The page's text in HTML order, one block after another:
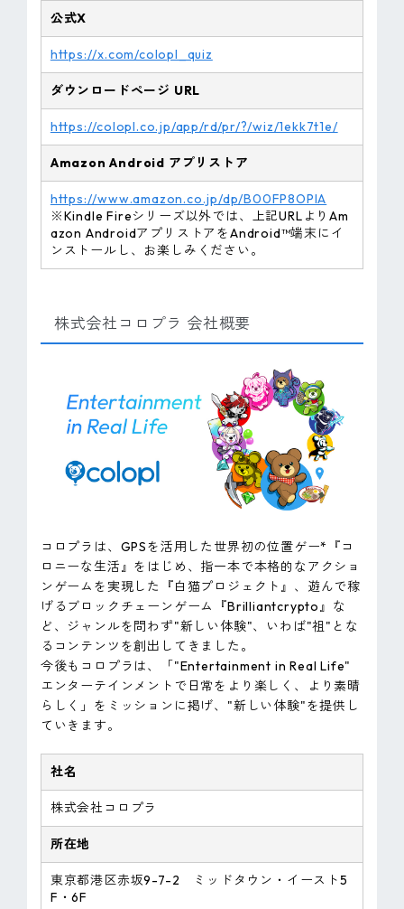
公式X
https://x.com/colopl_quiz
ダウンロードページ URL
https://colopl.co.jp/app/rd/pr/?/wiz/1ekk7t1e/
AmazonAndroid アプリストア
https://www.amazon.co.jp/dp/B00FP8OPIA
※Kindle Fireシリーズ以外では、上記URLよりAm
azon AndroidアプリストアをAndroid™端末にイ
ンストールし、お楽しみください。
株式会社コロプラ 会社概要
コロプラは、GPSを活用した世界初の位置ゲー*『コ
ロニーな生活』をはじめ、指一本で本格的なアクショ
ンゲームを実現した『白猫プロジェクト』、遊んで稼
げるブロックチェーンゲーム『Brilliantcrypto』な
ど、ジャンルを問わず"新しい体験"、いわば"祖"とな
るコンテンツを創出してきました。
今後もコロプラは、「"Entertainment in Real Life"
エンターテインメントで日常をより楽しく、より素晴
らしく」をミッションに掲げ、"新しい体験"を提供し
ていきます。
社名
株式会社コロプラ
所在地
東京都港区赤坂9-7-2 ミッドタウン・イースト5
F・6F